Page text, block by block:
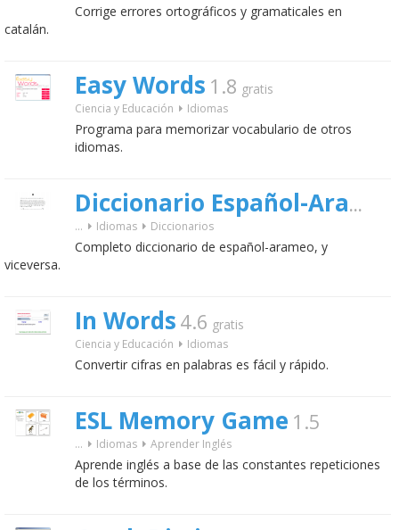
Corrige errores ortográficos y gramaticales en
catalán.
Easy Words 1.8 gratis
Ciencia y Educación Idiomas
Programa para memorizar vocabulario de otros
idiomas.
Diccionario Español-Arameo
... Idiomas Diccionarios
Completo diccionario de español-arameo, y
viceversa.
In Words 4.6 gratis
Ciencia y Educación Idiomas
Convertir cifras en palabras es fácil y rápido.
ESL Memory Game 1.5
... Idiomas Aprender Inglés
Aprende inglés a base de las constantes repeticiones
de los términos.